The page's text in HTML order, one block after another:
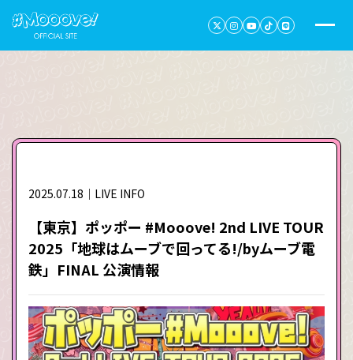
2025.07.18｜LIVE INFO
【東京】ポッポー #Mooove! 2nd LIVE TOUR
2025「地球はムーブで回ってる!/by️ムーブ電
鉄」FINAL 公演情報